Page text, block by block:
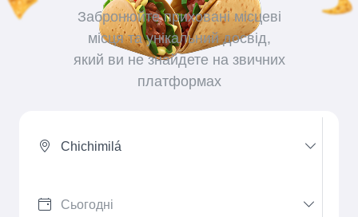
Забронюйте приховані місцеві
місця та унікальний досвід,
який ви не знайдете на звичних
платформах
Chichimilá